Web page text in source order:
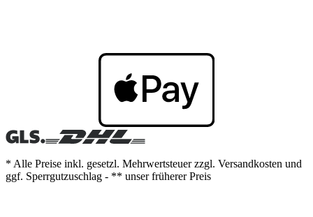
* Alle Preise inkl. gesetzl. Mehrwertsteuer zzgl. Versandkosten und
ggf. Sperrgutzuschlag - ** unser früherer Preis